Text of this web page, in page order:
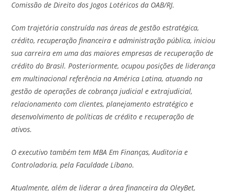
Comissão de Direito dos Jogos Lotéricos da OAB/RJ.
Com trajetória construída nas áreas de gestão estratégica,
crédito, recuperação financeira e administração pública, iniciou
sua carreira em uma das maiores empresas de recuperação de
crédito do Brasil. Posteriormente, ocupou posições de liderança
em multinacional referência na América Latina, atuando na
gestão de operações de cobrança judicial e extrajudicial,
relacionamento com clientes, planejamento estratégico e
desenvolvimento de políticas de crédito e recuperação de
ativos.
O executivo também tem MBA Em Finanças, Auditoria e
Controladoria, pela Faculdade Líbano.
Atualmente, além de liderar a área financeira da OleyBet,